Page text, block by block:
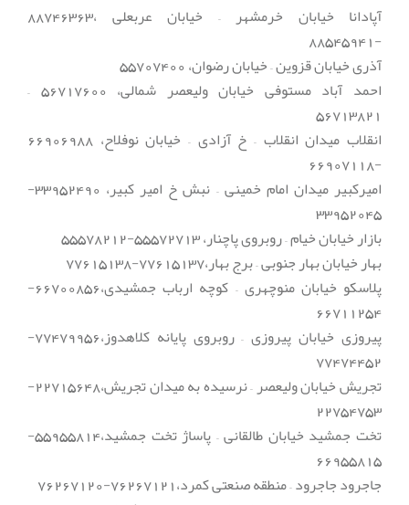
آپادانا خیابان خرمشهر – خیابان عربعلی ،88746363
-88545941
آذری خیابان قزوین – خیابان رضوان، 55707400
احمد آباد مستوفی خیابان ولیعصر شمالی، 56717600 –
56713821
انقلاب میدان انقلاب – خ آزادی – خیابان نوفلاح، 66906988
-66907118
امیرکبیر میدان امام خمینی – نبش خ امیر کبیر، 33952490-
33952045
بازار خیابان خیام – روبروی پاچنار، 55572713-55578212
بهار خیابان بهار جنوبی – برج بهار،77615137-77615138
پلاسکو خیابان منوچهری – کوچه ارباب جمشیدی،66700856-
66711254
پیروزی خیابان پیروزی – روبروی پایانه کلاهدوز،77479956-
77474452
تجریش خیابان ولیعصر – نرسیده به میدان تجریش،22715648-
22754753
تخت جمشید خیابان طالقانی – پاساژ تخت جمشید،55955814-
66955815
جاجرود جاجرود – منطقه صنعتی کمرد،76267121-76267120